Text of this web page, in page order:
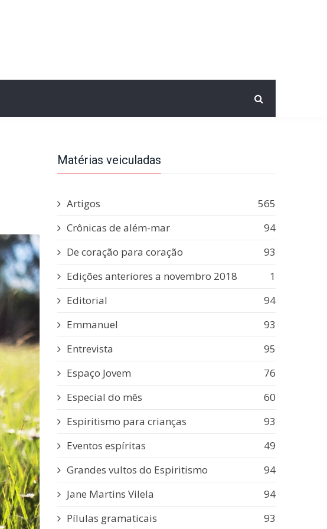
Matérias veiculadas
Artigos
565
Crônicas de além-mar
94
De coração para coração
93
Edições anteriores a novembro 2018
1
Editorial
94
Emmanuel
93
Entrevista
95
Espaço Jovem
76
Especial do mês
60
Espiritismo para crianças
93
Eventos espíritas
49
Grandes vultos do Espiritismo
94
Jane Martins Vilela
94
Pílulas gramaticais
93